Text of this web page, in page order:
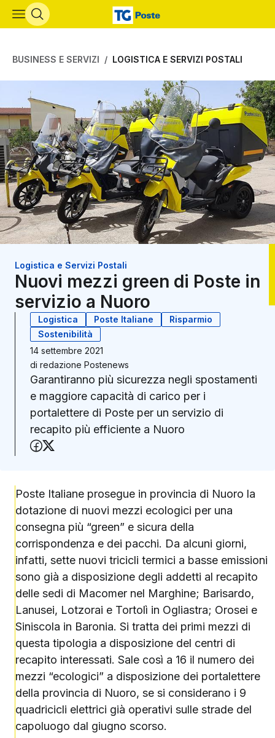
Vai al contenuto principale
BUSINESS E SERVIZI LOGISTICA E SERVIZI POSTALI
Logistica e Servizi Postali
Nuovi mezzi green di Poste in
servizio a Nuoro
Logistica Poste Italiane
Risparmio
Sostenibilità
14 settembre 2021
di redazione Postenews
Garantiranno più sicurezza negli spostamenti
e maggiore capacità di carico per i
portalettere di Poste per un servizio di
recapito più efficiente a Nuoro
Condividi su Facebook
Poste Italiane prosegue in provincia di Nuoro la
dotazione di nuovi mezzi ecologici per una
consegna più “green” e sicura della
corrispondenza e dei pacchi. Da alcuni giorni,
infatti, sette nuovi tricicli termici a basse emissioni
sono già a disposizione degli addetti al recapito
delle sedi di Macomer nel Marghine; Barisardo,
Lanusei, Lotzorai e Tortolì in Ogliastra; Orosei e
Siniscola in Baronia. Si tratta dei primi mezzi di
questa tipologia a disposizione del centri di
recapito interessati. Sale così a 16 il numero dei
mezzi “ecologici” a disposizione dei portalettere
della provincia di Nuoro, se si considerano i 9
quadricicli elettrici già operativi sulle strade del
capoluogo dal giugno scorso.